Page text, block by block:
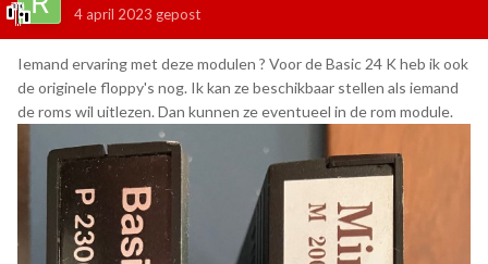
4 april 2023 gepost
Iemand ervaring met deze modulen ? Voor de Basic 24 K heb ik ook
de originele floppy's nog. Ik kan ze beschikbaar stellen als iemand
de roms wil uitlezen. Dan kunnen ze eventueel in de rom module.